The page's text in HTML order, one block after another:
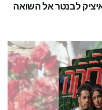
לבנטר אל השואה